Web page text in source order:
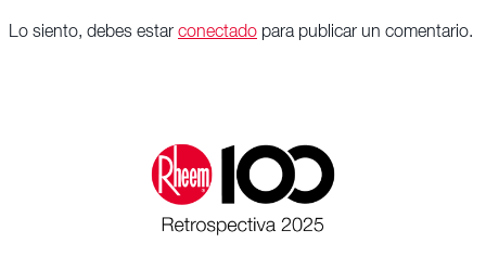
Lo siento, debes estar conectado para publicar un comentario.